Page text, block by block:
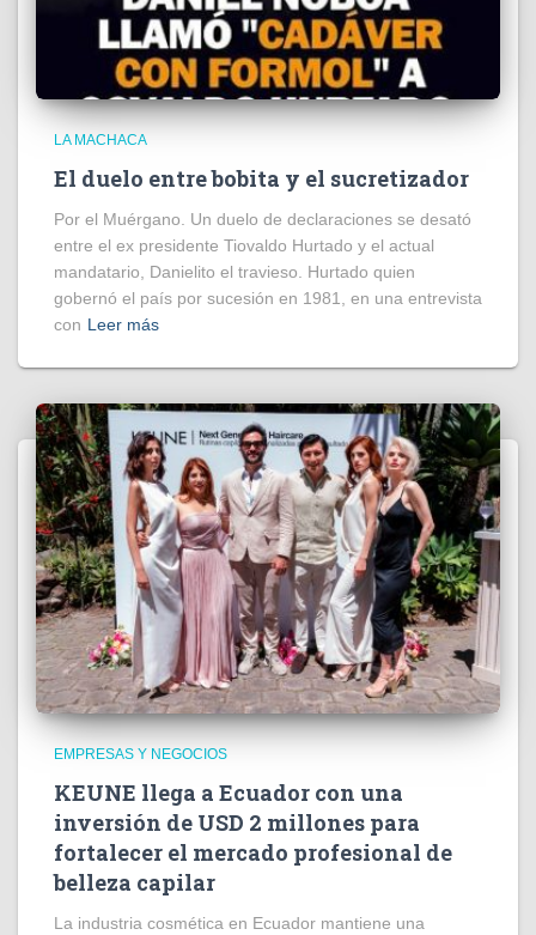
LA MACHACA
El duelo entre bobita y el sucretizador
Por el Muérgano. Un duelo de declaraciones se desató
entre el ex presidente Tiovaldo Hurtado y el actual
mandatario, Danielito el travieso. Hurtado quien
gobernó el país por sucesión en 1981, en una entrevista
con Leer más
EMPRESAS Y NEGOCIOS
KEUNE llega a Ecuador con una
inversión de USD 2 millones para
fortalecer el mercado profesional de
belleza capilar
La industria cosmética en Ecuador mantiene una